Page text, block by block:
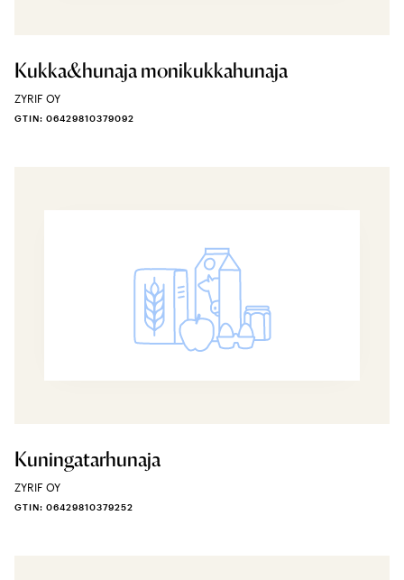
Kukka&hunaja monikukkahunaja
ZYRIF OY
GTIN: 06429810379092
Kuningatarhunaja
ZYRIF OY
GTIN: 06429810379252